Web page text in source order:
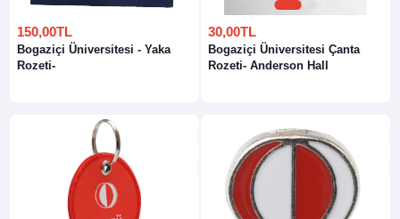
150,00TL
Bogaziçi Üniversitesi - Yaka
Rozeti-
1
30,00TL
Bogaziçi Üniversitesi Çanta
Rozeti- Anderson Hall